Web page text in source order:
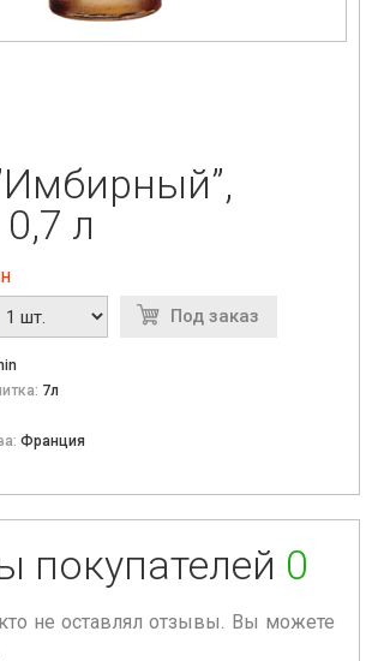
л
Под заказ
7л
Франция
покупателей 0
не оставлял отзывы. Вы можете